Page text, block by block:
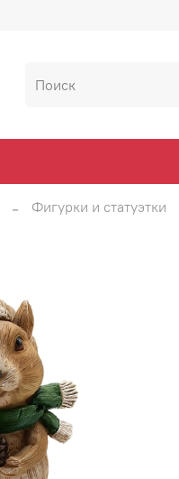
Фигурки и статуэтки